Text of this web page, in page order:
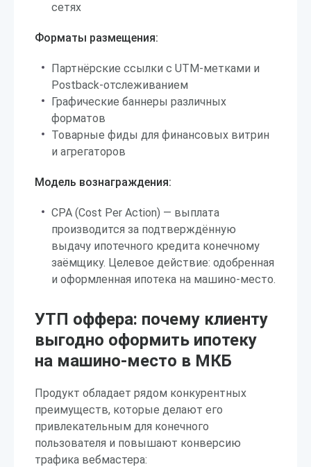
сетях
Форматы размещения:
Партнёрские ссылки с UTM-метками и
Postback-отслеживанием
Графические баннеры различных
форматов
Товарные фиды для финансовых витрин
и агрегаторов
Модель вознаграждения:
CPA (Cost Per Action) — выплата
производится за подтверждённую
выдачу ипотечного кредита конечному
заёмщику. Целевое действие: одобренная
и оформленная ипотека на машино-место.
УТП оффера: почему клиенту
выгодно оформить ипотеку
на машино-место в МКБ
Продукт обладает рядом конкурентных
преимуществ, которые делают его
привлекательным для конечного
пользователя и повышают конверсию
трафика вебмастера: